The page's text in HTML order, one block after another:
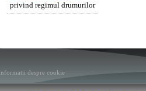
privind regimul drumurilor
Informatii despre cookie